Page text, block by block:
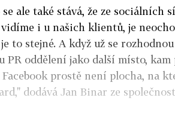
se ale také stává, že ze
i u našich klientů, je
to stejné. A když už se
PR oddělení jako další místo,
prostě není plocha, na
dodává Jan Binar ze